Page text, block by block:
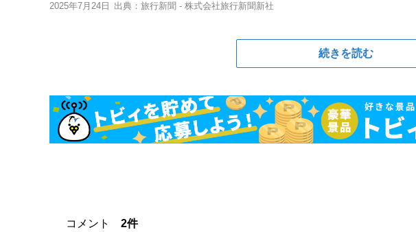
2025年7月24日 出典：旅行新聞 - 株式会社旅行新聞新社
続きを読む
コメント 2件